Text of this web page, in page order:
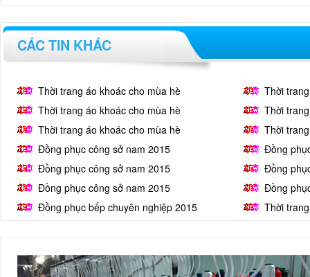
CÁC TIN KHÁC
Thời trang áo khoác cho mùa hè
Thời
Thời trang áo khoác cho mùa hè
Thời
Thời trang áo khoác cho mùa hè
Thời
Đồng phục công sở nam 2015
Đồng
Đồng phục công sở nam 2015
Đồng
Đồng phục công sở nam 2015
Đồng
Đồng phục bếp chuyên nghiệp 2015
Thời